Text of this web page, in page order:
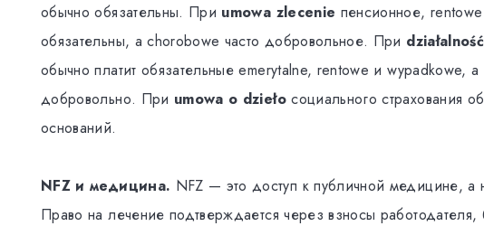
обычно обязательны. При umowa zlecenie пенсионное,
обязательны, а chorobowe часто добровольное. При
обычно платит обязательные emerytalne, rentowe и wypadkowe,
добровольно. При umowa o dziełoсоциального страхования
оснований.
NFZ и медицина. NFZ — это доступ к публичной медицине, а
Право на лечение подтверждается через взносы работодателя,